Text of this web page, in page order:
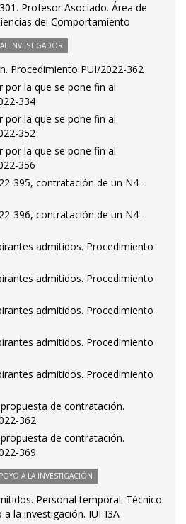
Profesor Asociado. Área de
del Comportamiento
INVESTIGADOR
Procedimiento PUI/2022-362
por la que se pone fin al
334
por la que se pone fin al
352
por la que se pone fin al
356
395, contratación de un N4-
396, contratación de un N4-
admitidos. Procedimiento
admitidos. Procedimiento
admitidos. Procedimiento
admitidos. Procedimiento
admitidos. Procedimiento
de contratación.
362
de contratación.
369
A LA INVESTIGACIÓN
Personal temporal. Técnico
a la investigación. IUI-I3A